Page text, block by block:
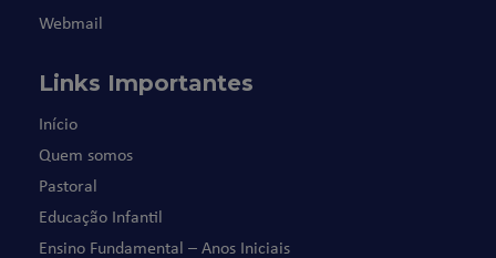
Webmail
Links Importantes
Início
Quem somos
Pastoral
Educação Infantil
Ensino Fundamental – Anos Iniciais